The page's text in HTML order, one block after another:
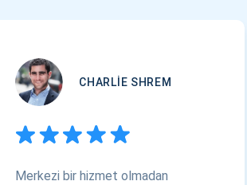
CHARLIE SHREM
Merkezi bir hizmet olmadan